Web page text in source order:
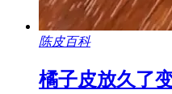
陈皮百科
橘子皮放久了